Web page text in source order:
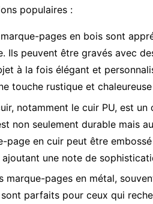
populaires :
pages en bois sont
Ils peuvent être gravés avec
à la fois élégant et
touche rustique et
notamment le cuir PU, est
non seulement durable mais
page en cuir peut être
ajoutant une note de
marque-pages en métal,
parfaits pour ceux qui